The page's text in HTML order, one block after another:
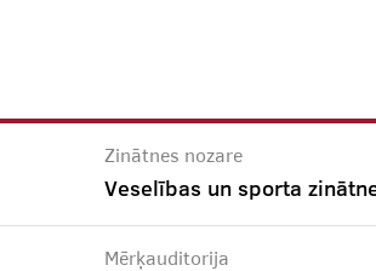
Zinātnes nozare
Veselības un sporta
Mērķauditorija